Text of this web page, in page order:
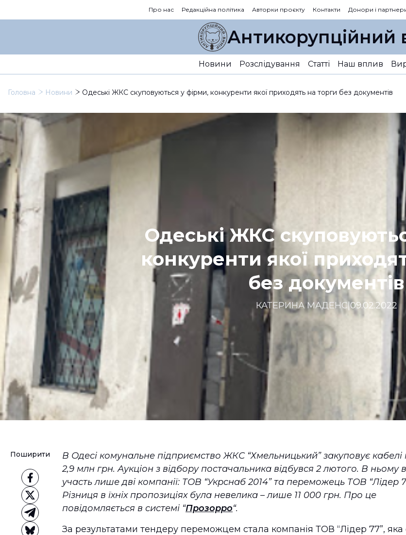
Про нас Редакційна політика Авторки проєкту Контакти Донори і
Антикорупційний
Новини Розслідування Статті Наш вплив
Головна Новини Одеські ЖКС скуповуються у фірми, конкуренти якої приходять на торги без документів
Одеські ЖКС
конкуренти якої
без документів
КАТЕРИНА МАДЕНС|09.02.2022
Поширити
В Одесі комунальне підприємство ЖКС “Хмельницький” закуповує кабелі
2,9 млн грн. Аукціон з відбору постачальника відбувся 2 лютого. В ньому
участь лише дві компанії: ТОВ “Укрснаб 2014” та переможець ТОВ “Лідер
Різниця в їхніх пропозиціях була невелика – лише 11 000 грн. Про це
повідомляється в системі “Прозорро“.
За результатами тендеру переможцем стала компанія ТОВ “Лідер 77”, яка